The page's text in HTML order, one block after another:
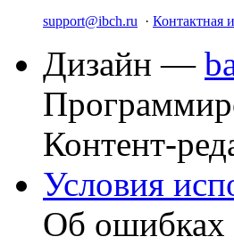
support@ibch.ru · Контактная
Дизайн —
Контент-
Условия
Об